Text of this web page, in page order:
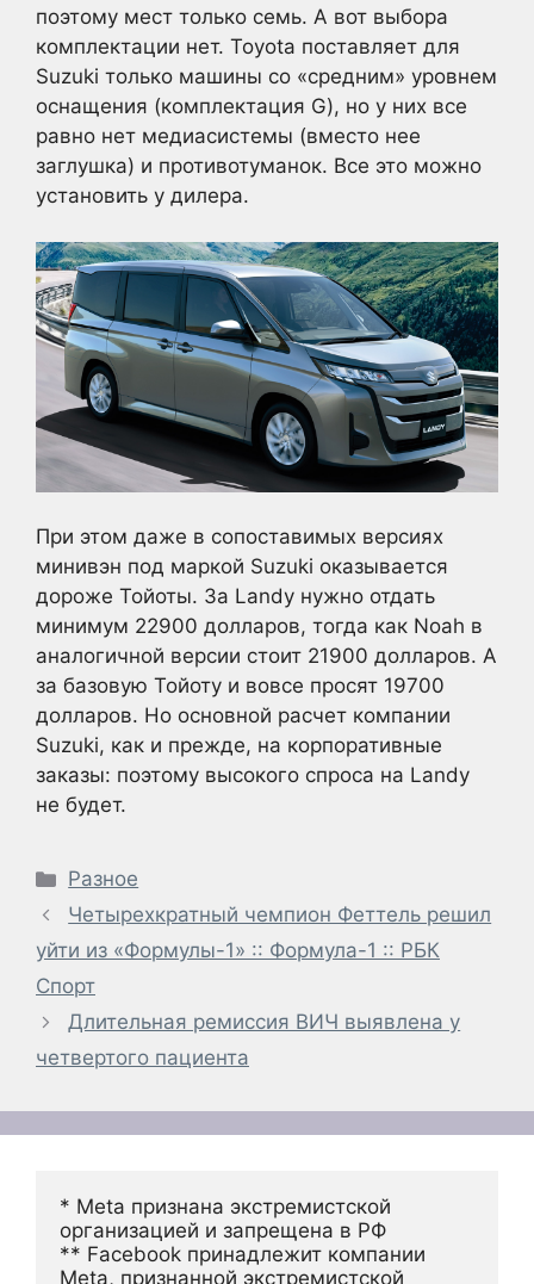
поэтому мест только семь. А вот выбора
комплектации нет. Toyota поставляет для
Suzuki только машины со «средним» уровнем
оснащения (комплектация G), но у них все
равно нет медиасистемы (вместо нее
заглушка) и противотуманок. Все это можно
установить у дилера.
При этом даже в сопоставимых версиях
минивэн под маркой Suzuki оказывается
дороже Тойоты. За Landy нужно отдать
минимум 22900 долларов, тогда как Noah в
аналогичной версии стоит 21900 долларов. А
за базовую Тойоту и вовсе просят 19700
долларов. Но основной расчет компании
Suzuki, как и прежде, на корпоративные
заказы: поэтому высокого спроса на Landy
не будет.
Рубрики
Разное
Четырехкратный чемпион Феттель решил
уйти из «Формулы-1» :: Формула-1 :: РБК
Спорт
Длительная ремиссия ВИЧ выявлена у
четвертого пациента
* Meta признана экстремистской
организацией и запрещена в РФ
** Facebook принадлежит компании
Meta, признанной экстремистской